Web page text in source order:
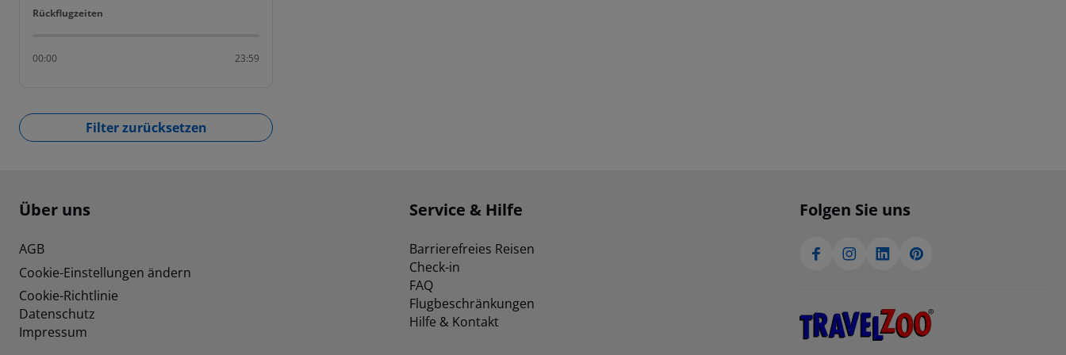
Rückflugzeiten
Rückflugzeiten
00:00 23:59
Filter zurücksetzen
Footer navigation
Über uns
AGB
Cookie-Einstellungen ändern
Cookie-Richtlinie
Datenschutz
Impressum
Service & Hilfe
Barrierefreies Reisen
Check-in
FAQ
Flugbeschränkungen
Hilfe & Kontakt
Folgen Sie uns